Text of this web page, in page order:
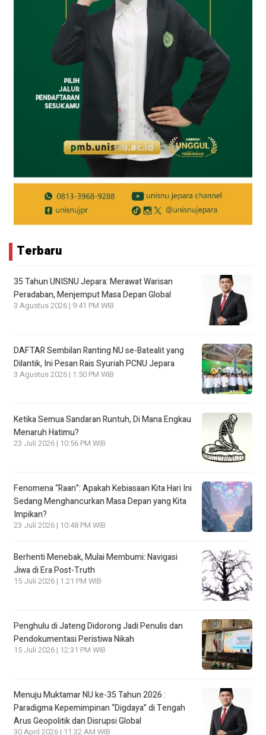
Terbaru
35 Tahun UNISNU Jepara: Merawat Warisan
Peradaban, Menjemput Masa Depan Global
3 Agustus 2026 | 9:41 PM WIB
DAFTAR Sembilan Ranting NU se-Batealit yang
Dilantik, Ini Pesan Rais Syuriah PCNU Jepara
3 Agustus 2026 | 1:50 PM WIB
Ketika Semua Sandaran Runtuh, Di Mana Engkau
Menaruh Hatimu?
23 Juli 2026 | 10:56 PM WIB
Fenomena “Raan”: Apakah Kebiasaan Kita Hari Ini
Sedang Menghancurkan Masa Depan yang Kita
Impikan?
23 Juli 2026 | 10:48 PM WIB
Berhenti Menebak, Mulai Membumi: Navigasi
Jiwa di Era Post-Truth
15 Juli 2026 | 1:21 PM WIB
Penghulu di Jateng Didorong Jadi Penulis dan
Pendokumentasi Peristiwa Nikah
15 Juli 2026 | 12:31 PM WIB
Menuju Muktamar NU ke-35 Tahun 2026 :
Paradigma Kepemimpinan “Digdaya” di Tengah
Arus Geopolitik dan Disrupsi Global
30 April 2026 | 11:32 AM WIB